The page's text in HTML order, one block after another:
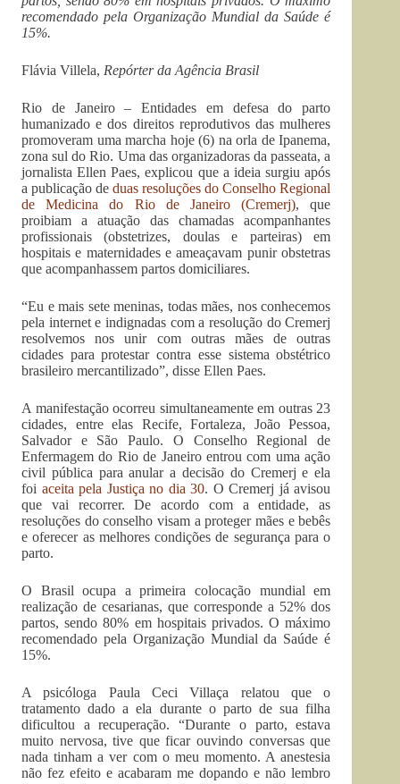
recomendado pela Organização Mundial da Saúde é
15%.
Flávia Villela, Repórter da Agência Brasil
Rio de Janeiro – Entidades em defesa do parto
humanizado e dos direitos reprodutivos das mulheres
promoveram uma marcha hoje (6) na orla de Ipanema,
zona sul do Rio. Uma das organizadoras da passeata, a
jornalista Ellen Paes, explicou que a ideia surgiu após
a publicação deduas resoluções do Conselho Regional
de Medicina do Rio de Janeiro (Cremerj), que
proibiam a atuação das chamadas acompanhantes
profissionais (obstetrizes, doulas e parteiras) em
hospitais e maternidades e ameaçavam punir obstetras
que acompanhassem partos domiciliares.
“Eu e mais sete meninas, todas mães, nos conhecemos
pela internet e indignadas com a resolução do Cremerj
resolvemos nos unir com outras mães de outras
cidades para protestar contra esse sistema obstétrico
brasileiro mercantilizado”, disse Ellen Paes.
A manifestação ocorreu simultaneamente em outras 23
cidades, entre elas Recife, Fortaleza, João Pessoa,
Salvador e São Paulo. O Conselho Regional de
Enfermagem do Rio de Janeiro entrou com uma ação
civil pública para anular a decisão do Cremerj e ela
foi aceita pela Justiça no dia 30. O Cremerj já avisou
que vai recorrer. De acordo com a entidade, as
resoluções do conselho visam a proteger mães e bebês
e oferecer as melhores condições de segurança para o
parto.
O Brasil ocupa a primeira colocação mundial em
realização de cesarianas, que corresponde a 52% dos
partos, sendo 80% em hospitais privados. O máximo
recomendado pela Organização Mundial da Saúde é
15%.
A psicóloga Paula Ceci Villaça relatou que o
tratamento dado a ela durante o parto de sua filha
dificultou a recuperação. “Durante o parto, estava
muito nervosa, tive que ficar ouvindo conversas que
nada tinham a ver com o meu momento. A anestesia
não fez efeito e acabaram me dopando e não lembro